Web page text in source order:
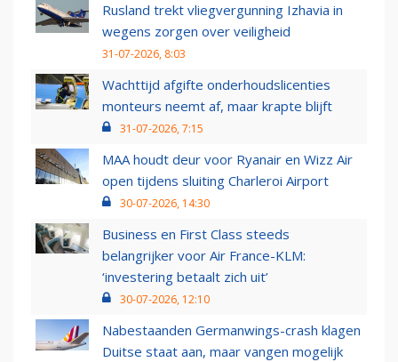
Rusland trekt vliegvergunning Izhavia in
wegens zorgen over veiligheid
31-07-2026, 8:03
Wachttijd afgifte onderhoudslicenties
monteurs neemt af, maar krapte blijft
31-07-2026, 7:15
MAA houdt deur voor Ryanair en Wizz Air
open tijdens sluiting Charleroi Airport
30-07-2026, 14:30
Business en First Class steeds
belangrijker voor Air France-KLM:
‘investering betaalt zich uit’
30-07-2026, 12:10
Nabestaanden Germanwings-crash klagen
Duitse staat aan, maar vangen mogelijk